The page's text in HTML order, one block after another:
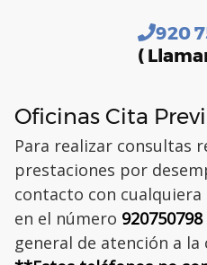
920
(
Oficinas Cita
Para realizar consultas
prestaciones por
contacto con cualquiera
en el número 920750798
general de atención a la